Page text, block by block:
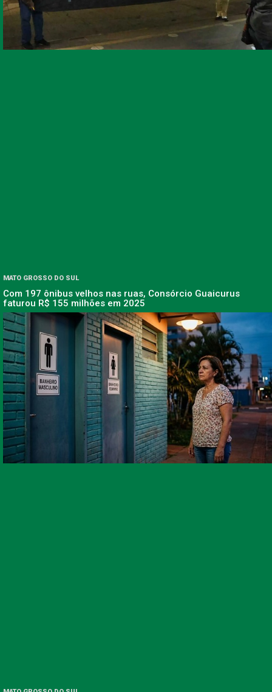
MATO GROSSO DO SUL
Com 197 ônibus velhos nas ruas, Consórcio Guaicurus
faturou R$ 155 milhões em 2025